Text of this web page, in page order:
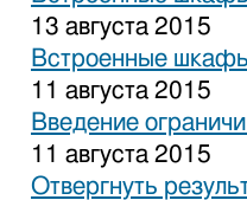
13 августа 2015
Встроенные
11 августа 2015
Введение
11 августа 2015
Отвергнуть